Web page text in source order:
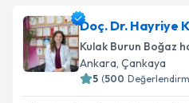
Doç. Dr. Hayriye
Kulak Burun Boğaz
Ankara, Çankaya
5 (500